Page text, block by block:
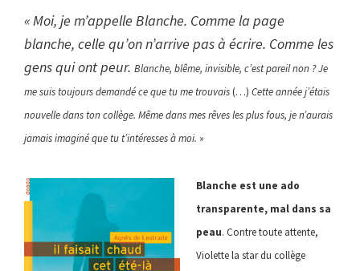
« Moi, je m’appelle Blanche. Comme la page
blanche, celle qu’on n’arrive pas à écrire. Comme les
gens qui ont peur. Blanche, blême, invisible, c’est pareil non ? Je
me suis toujours demandé ce que tu me trouvais(…) Cette année j’étais
nouvelle dans ton collège. Même dans mes rêves les plus fous, je n’aurais
jamais imaginé que tu t’intéresses à moi. »
Blanche est une ado
transparente, mal dans sa
peau. Contre toute attente,
Violette la star du collège